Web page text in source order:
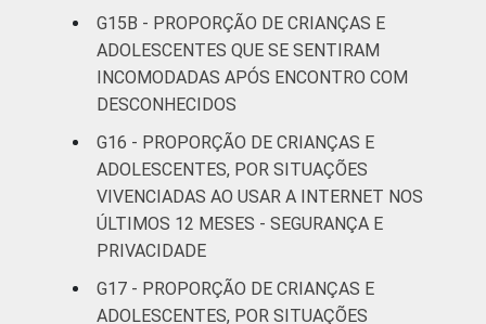
G15B - PROPORÇÃO DE CRIANÇAS E
ADOLESCENTES QUE SE SENTIRAM
INCOMODADAS APÓS ENCONTRO COM
DESCONHECIDOS
G16 - PROPORÇÃO DE CRIANÇAS E
ADOLESCENTES, POR SITUAÇÕES
VIVENCIADAS AO USAR A INTERNET NOS
ÚLTIMOS 12 MESES - SEGURANÇA E
PRIVACIDADE
G17 - PROPORÇÃO DE CRIANÇAS E
ADOLESCENTES, POR SITUAÇÕES